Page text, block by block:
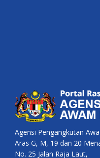
Agensi Pengangkutan
Aras G, M, 19 dan 20
No. 25 Jalan Raja Laut,